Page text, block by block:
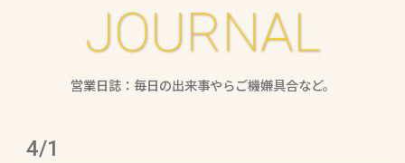
JOURNAL
営業日誌：毎日の出来事やらご機嫌具合など。
4/1